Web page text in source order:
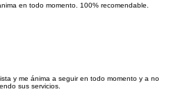
en todo momento. 100% recomendable.
y me ánima a seguir en todo momento y a no
sus servicios.